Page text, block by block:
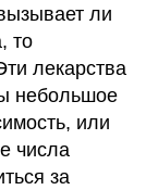
ли
то
лекарства
небольшое
или
числа
за